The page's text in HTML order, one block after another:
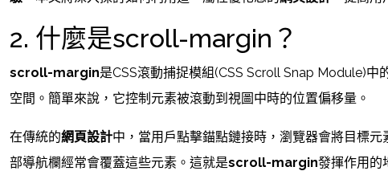
2. 什麼是scroll-margin？
scroll-margin是CSS滾動捕捉模組(CSS Scroll Snap Module)
空間。簡單來說，它控制元素被滾動到視圖中時的位置偏移量。
在傳統的網頁設計中，當用戶點擊錨點鏈接時，瀏覽器會將目標
部導航欄經常會覆蓋這些元素。這就是scroll-margin發揮作用的